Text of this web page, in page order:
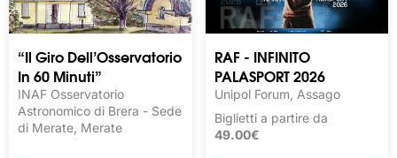
“Il Giro Dell’Osservatorio
In 60 Minuti”
INAF Osservatorio
Astronomico di Brera - Sede
di Merate, Merate
RAF - INFINITO
PALASPORT 2026
Unipol Forum, Assago
Biglietti a partire da
49.00€